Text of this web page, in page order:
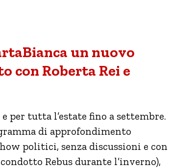
un nuovo
con Roberta Rei e
e per tutta l’estate fino a settembre.
di approfondimento
politici, senza discussioni e con
Rebus durante l’inverno),